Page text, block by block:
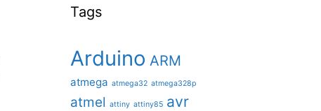
Tags
Arduino ARM
atmega atmega32 atmega328p
atmel attiny attiny85 avr